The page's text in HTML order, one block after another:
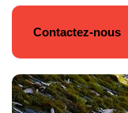
Contactez-nous